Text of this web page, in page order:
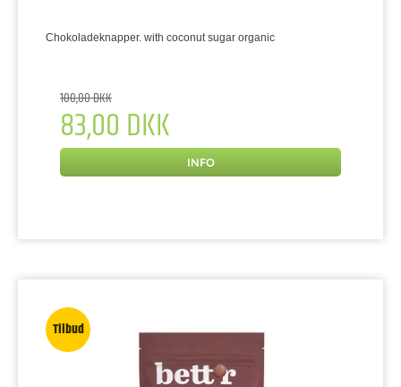
Chokoladeknapper. with coconut sugar organic
100,00 DKK
83,00 DKK
INFO
Tilbud